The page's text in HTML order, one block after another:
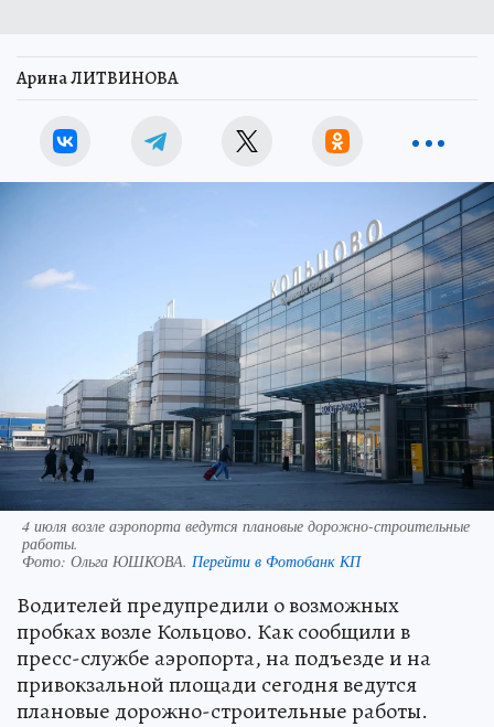
Арина ЛИТВИНОВА
4 июля возле аэропорта ведутся плановые дорожно-строительные
работы.
Фото: Ольга ЮШКОВА. Перейти в Фотобанк КП
Водителей предупредили о возможных
пробках возле Кольцово. Как сообщили в
пресс-службе аэропорта, на подъезде и на
привокзальной площади сегодня ведутся
плановые дорожно-строительные работы.